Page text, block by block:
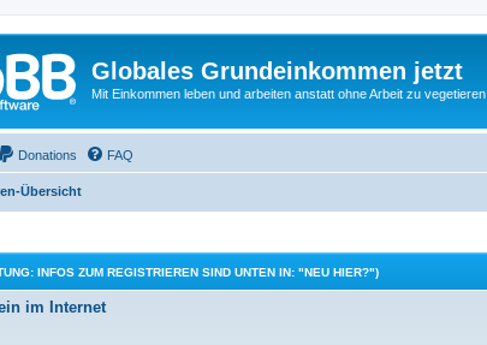
Globales Grundeinkommen jetzt
Mit Einkommen leben und arbeiten anstatt ohne Arbeit zu vegetieren
Donations FAQ
Übersicht
INFOS ZUM REGISTRIEREN SIND UNTEN IN: "NEU HIER?")
im Internet